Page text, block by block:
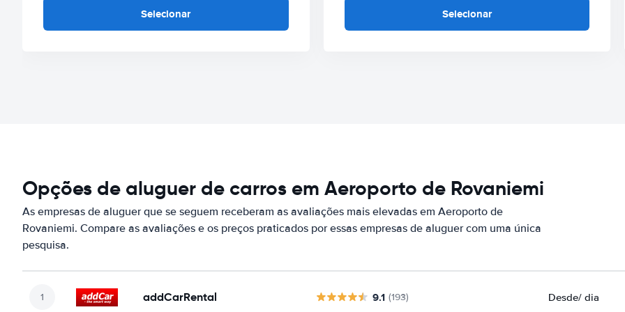
Selecionar Selecionar
Opções de aluguer de carros em Aeroporto de Rovaniemi
As empresas de aluguer que se seguem receberam as avaliações mais elevadas em Aeroporto de
Rovaniemi. Compare as avaliações e os preços praticados por essas empresas de aluguer com uma única
pesquisa.
addCarRental 9.1 (193) Desde/ dia